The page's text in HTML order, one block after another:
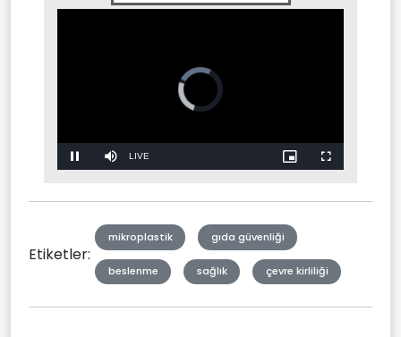
Video
Player
is
loading.
Pause Mute Stream
LIVE
Picture-
in-
Fullscreen
Etiketler:
mikroplastik gıda güvenliği
beslenme sağlık çevre kirliliği